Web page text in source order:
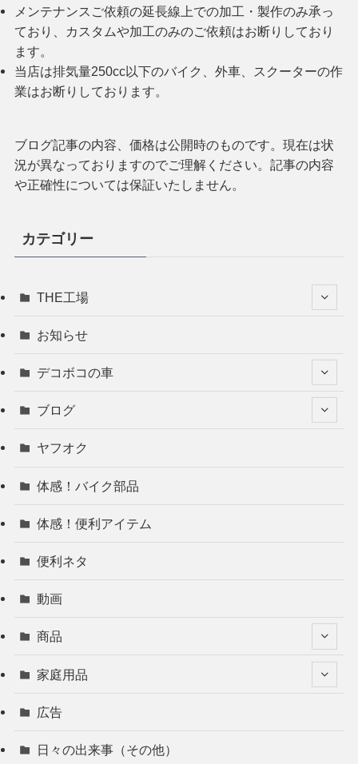
メンテナンスご依頼の延長線上での加工・製作のみ承っ
ており、カスタムや加工のみのご依頼はお断りしており
ます。
当店は排気量250cc以下のバイク、外車、スクーターの作
業はお断りしております。
ブログ記事の内容、価格は公開時のものです。現在は状
況が異なっておりますのでご理解ください。記事の内容
や正確性については保証いたしません。
カテゴリー
THE工場
お知らせ
デコボコの車
ブログ
ヤフオク
体感！バイク部品
体感！便利アイテム
便利ネタ
動画
商品
家庭用品
広告
日々の出来事（その他）